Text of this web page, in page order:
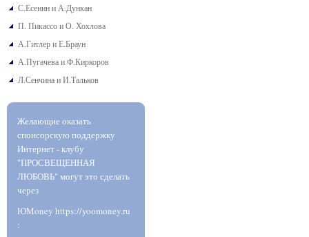
С.Есенин и А.Дункан
П. Пикассо и О. Хохлова
А.Гитлер и Е.Браун
А.Пугачева и Ф.Киркоров
Л.Сенчина и И.Тальков
Желающие оказать
спонсорскую поддержку
Интернет - клубу
"ПРОСВЕЩЕННАЯ
ЛЮБОВЬ" могут это сделать
через
ЮMoney https://yoomoney.ru
: